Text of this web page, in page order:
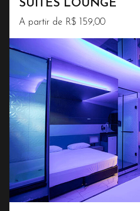
SUÍTES LOUNGE
A partir de R$ 159,00